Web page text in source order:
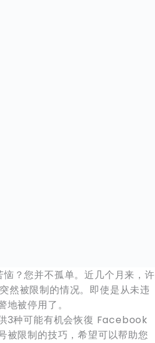
？您并不孤单。近几个月来，许
然被限制的情况。即使是从未违
被停用了。
3种可能有机会恢復 Facebook
被限制的技巧，希望可以帮助您